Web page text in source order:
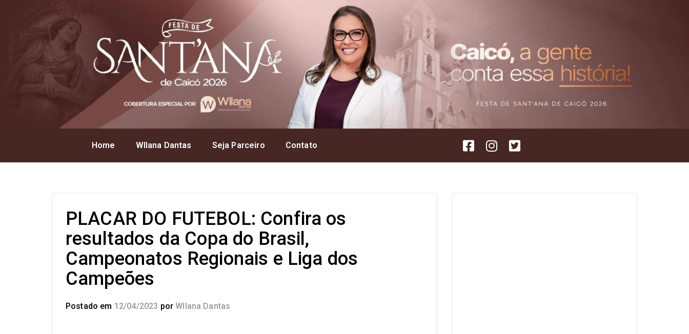
Home Wllana Dantas Seja Parceiro Contato
PLACAR DO FUTEBOL: Confira os
resultados da Copa do Brasil,
Campeonatos Regionais e Liga dos
Campeões
Postado em 12/04/2023 por Wllana Dantas